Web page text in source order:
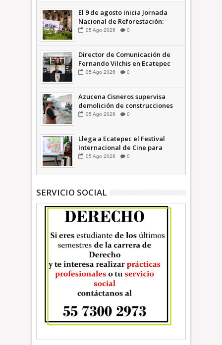
El 9 de agosto inicia Jornada
Nacional de Reforestación:
presidenta Sheinbaum +Video
05 Ago 2026 0
Director de Comunicación de
Fernando Vilchis en Ecatepec
financió publicaciones en redes
Cisneros: TEEM | INFORMATIVA
05 Ago 2026 0
Azucena Cisneros supervisa
demolición de construcciones
ilegales en zona federal
05 Ago 2026 0
Llega a Ecatepec el Festival
Internacional de Cine para
Niños (… y no tan Niños) +Video
05 Ago 2026 0
SERVICIO SOCIAL